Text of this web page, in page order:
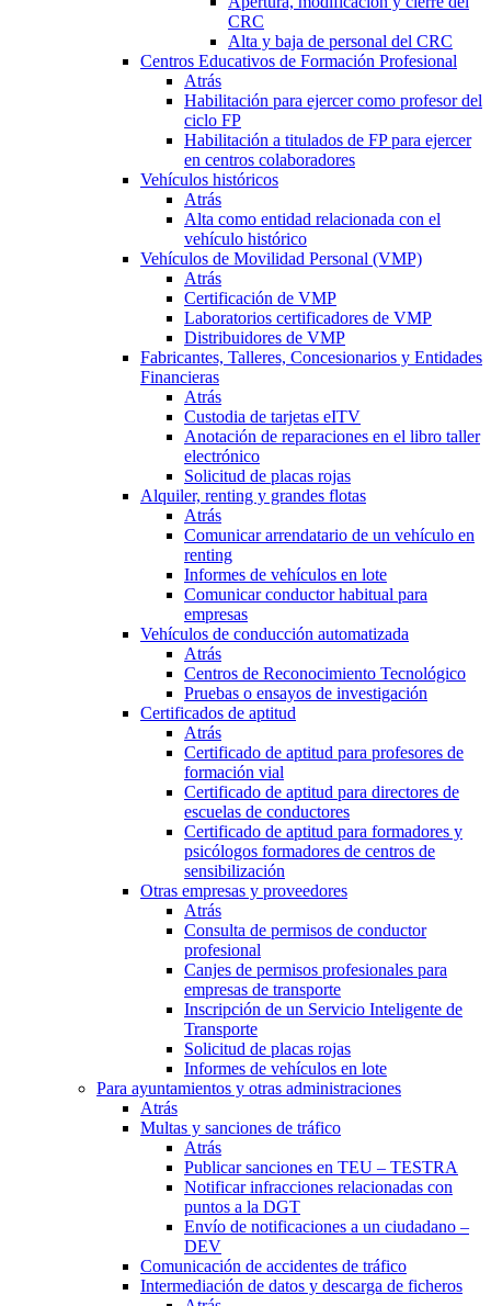
CRC
Alta y baja de personal del CRC
Centros Educativos de Formación Profesional
Atrás
Habilitación para ejercer como profesor del
ciclo FP
Habilitación a titulados de FP para ejercer
en centros colaboradores
Vehículos históricos
Atrás
Alta como entidad relacionada con el
vehículo histórico
Vehículos de Movilidad Personal (VMP)
Atrás
Certificación de VMP
Laboratorios certificadores de VMP
Distribuidores de VMP
Fabricantes, Talleres, Concesionarios y Entidades
Financieras
Atrás
Custodia de tarjetas eITV
Anotación de reparaciones en el libro taller
electrónico
Solicitud de placas rojas
Alquiler, renting y grandes flotas
Atrás
Comunicar arrendatario de un vehículo en
renting
Informes de vehículos en lote
Comunicar conductor habitual para
empresas
Vehículos de conducción automatizada
Atrás
Centros de Reconocimiento Tecnológico
Pruebas o ensayos de investigación
Certificados de aptitud
Atrás
Certificado de aptitud para profesores de
formación vial
Certificado de aptitud para directores de
escuelas de conductores
Certificado de aptitud para formadores y
psicólogos formadores de centros de
sensibilización
Otras empresas y proveedores
Atrás
Consulta de permisos de conductor
profesional
Canjes de permisos profesionales para
empresas de transporte
Inscripción de un Servicio Inteligente de
Transporte
Solicitud de placas rojas
Informes de vehículos en lote
Para ayuntamientos y otras administraciones
Atrás
Multas y sanciones de tráfico
Atrás
Publicar sanciones en TEU – TESTRA
Notificar infracciones relacionadas con
puntos a la DGT
Envío de notificaciones a un ciudadano –
DEV
Comunicación de accidentes de tráfico
Intermediación de datos y descarga de ficheros